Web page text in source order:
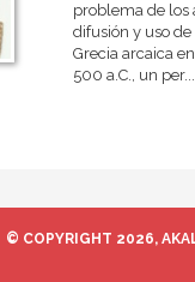
problema de los
difusión y uso de
Grecia arcaica
500 a.C., un per...
© COPYRIGHT 2026,